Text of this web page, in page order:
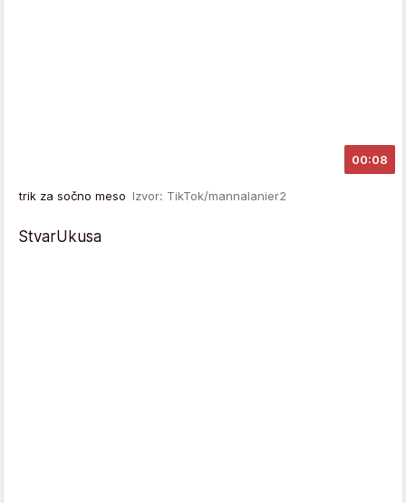
00:08
trik za sočno meso Izvor: TikTok/mannalanier2
StvarUkusa